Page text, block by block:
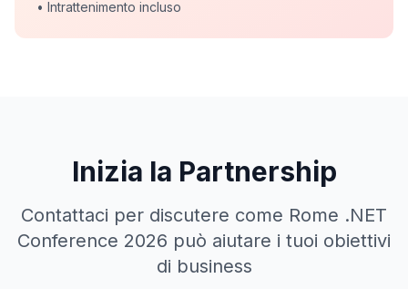
• Intrattenimento incluso
Inizia la Partnership
Contattaci per discutere come Rome .NET
Conference 2026 può aiutare i tuoi obiettivi
di business